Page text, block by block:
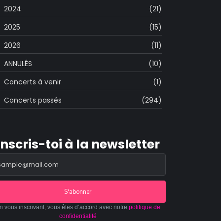
2024
(21)
2025
(15)
2026
(11)
ANNULÉS
(10)
Concerts à venir
(1)
Concerts passés
(294)
toi à la newsletter
S'abonner
vous inscrivant, vous êtes d’accord avec notre politique de
confidentialité